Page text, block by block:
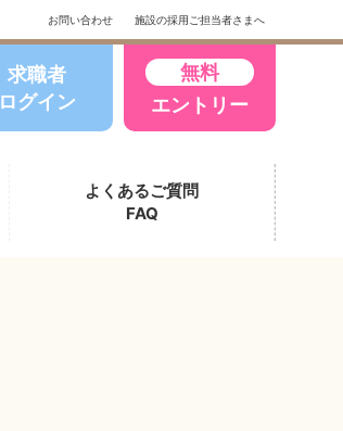
お問い合わせ 施設の採用ご担当者さまへ
求職者
ログイン
無料
エントリー
よくあるご質問
FAQ